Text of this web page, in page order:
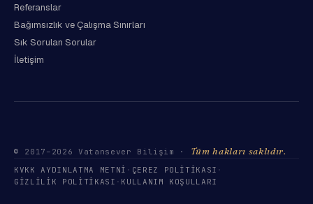
Referanslar
Bağımsızlık ve Çalışma Sınırları
Sık Sorulan Sorular
İletişim
© 2017– 2026 Vatansever Bilişim · Tüm hakları saklıdır.
KVKK AYDINLATMA METNI · ÇEREZ POLITIKASI ·
GIZLILIK POLITIKASI · KULLANIM KOŞULLARI